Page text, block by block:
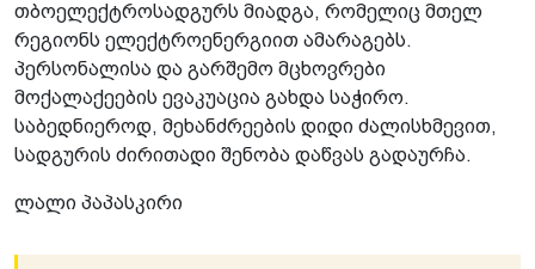
თბოელექტროსადგურს მიადგა, რომელიც მთელ
რეგიონს ელექტროენერგიით ამარაგებს.
პერსონალისა და გარშემო მცხოვრები
მოქალაქეების ევაკუაცია გახდა საჭირო.
საბედნიეროდ, მეხანძრეების დიდი ძალისხმევით,
სადგურის ძირითადი შენობა დაწვას გადაურჩა.
ლალი პაპასკირი